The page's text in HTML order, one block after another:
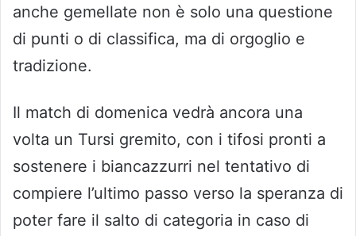
anche gemellate non è solo una questione
di punti o di classifica, ma di orgoglio e
tradizione.
Il match di domenica vedrà ancora una
volta un Tursi gremito, con i tifosi pronti a
sostenere i biancazzurri nel tentativo di
compiere l’ultimo passo verso la speranza di
poter fare il salto di categoria in caso di